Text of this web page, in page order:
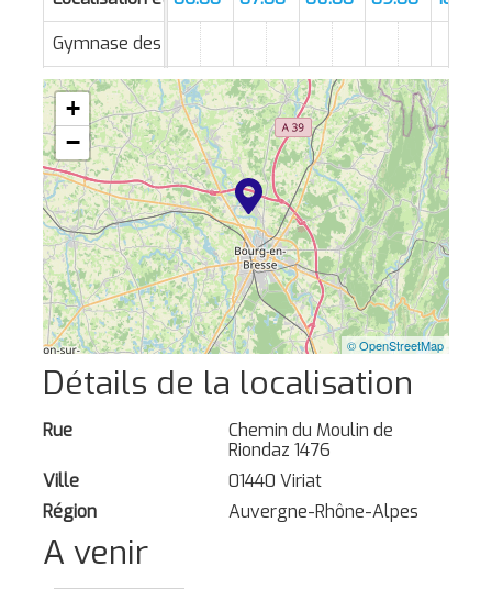
Gymnase des Crêts
+
−
© OpenStreetMap
Détails de la localisation
Rue
Chemin du Moulin de
Riondaz 1476
Ville
01440 Viriat
Région
Auvergne-Rhône-Alpes
A venir